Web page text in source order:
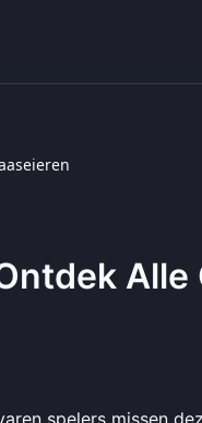
Alle
spelers missen